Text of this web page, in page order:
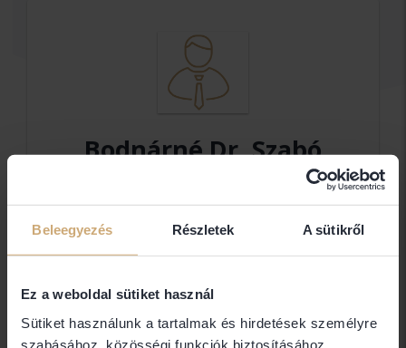
Beleegyezés Részletek A sütikről
Ez a weboldal sütiket használ
Sütiket használunk a tartalmak és hirdetések személyre
szabásához, közösségi funkciók biztosításához,
Bodnárné Dr. Szabó
Zsuzsanna Ügyvéd
Ügyvéd
Elérhetőségek
1301 Budapest